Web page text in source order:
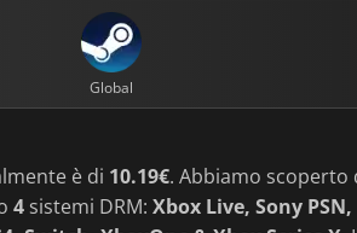
Global
è di 10.19€. Abbiamo
4 sistemi DRM: Xbox Live, Sony